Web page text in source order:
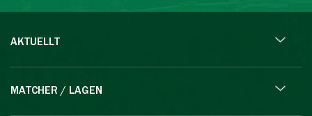
AKTUELLT
MATCHER / LAGEN